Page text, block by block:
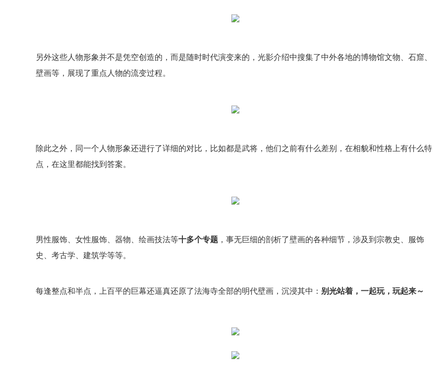
另外这些人物形象并不是凭空创造的，而是随时时代演变来的，光影介绍中搜集了中外各地的博物馆文物、石窟、
壁画等，展现了重点人物的流变过程。
除此之外，同一个人物形象还进行了详细的对比，比如都是武将，他们之前有什么差别，在相貌和性格上有什么特
点，在这里都能找到答案。
男性服饰、女性服饰、器物、绘画技法等十多个专题 ，事无巨细的剖析了壁画的各种细节，涉及到宗教史、服饰
史、考古学、建筑学等等。
每逢整点和半点，上百平的巨幕还逼真还原了法海寺全部的明代壁画，沉浸其中： 别光站着，一起玩，玩起来～